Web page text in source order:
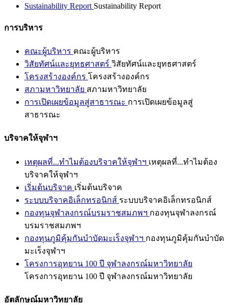
Sustainability Report Sustainability Report
การบริหาร
คณะผู้บริหาร คณะผู้บริหาร
วิสัยทัศน์และยุทธศาสตร์ วิสัยทัศน์และยุทธศาสตร์
โครงสร้างองค์กร โครงสร้างองค์กร
สภามหาวิทยาลัย สภามหาวิทยาลัย
การเปิดเผยข้อมูลสู่สาธารณะ การเปิดเผยข้อมูลสู่
สาธารณะ
บริจาคให้จุฬาฯ
เหตุผลที่...ทำไมต้องบริจาคให้จุฬาฯ เหตุผลที่...ทำไมต้อง
บริจาคให้จุฬาฯ
เริ่มต้นบริจาค เริ่มต้นบริจาค
ระบบบริจาคอิเล็กทรอนิกส์ ระบบบริจาคอิเล็กทรอนิกส์
กองทุนจุฬาลงกรณ์บรมราชสมภพฯ กองทุนจุฬาลงกรณ์
บรมราชสมภพฯ
กองทุนภูมิคุ้มกันบำบัดมะเร็งจุฬาฯ กองทุนภูมิคุ้มกันบำบัด
มะเร็งจุฬาฯ
โครงการอุทยาน 100 ปี จุฬาลงกรณ์มหาวิทยาลัย
โครงการอุทยาน 100 ปี จุฬาลงกรณ์มหาวิทยาลัย
อัตลักษณ์มหาวิทยาลัย